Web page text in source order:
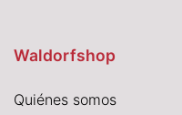
Waldorfshop
Quiénes somos